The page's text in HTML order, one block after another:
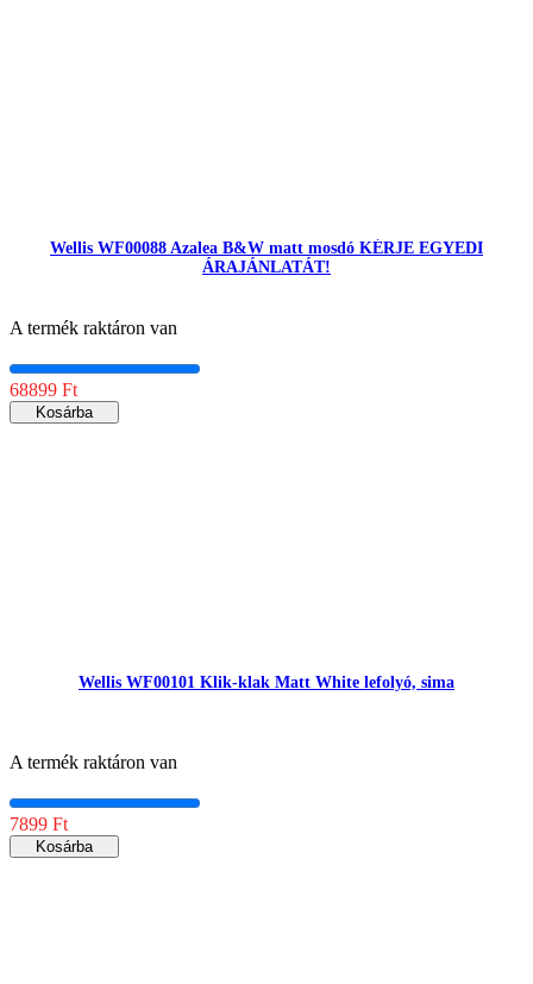
Wellis WF00088 Azalea B&W matt mosdó KÉRJE EGYEDI
ÁRAJÁNLATÁT!
A termék raktáron van
68899 Ft
Kosárba
Wellis WF00101 Klik-klak Matt White lefolyó, sima
A termék raktáron van
7899 Ft
Kosárba